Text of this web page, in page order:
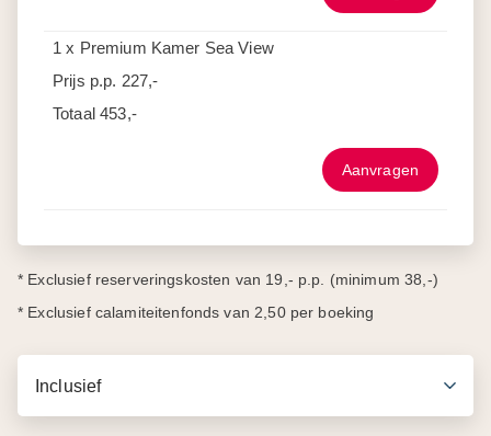
1 x Premium Kamer Sea View
Prijs p.p. 227,-
Totaal453,-
Aanvragen
* Exclusief reserveringskosten van 19,- p.p. (minimum 38,-)
* Exclusief calamiteitenfonds van 2,50 per boeking
Inclusief